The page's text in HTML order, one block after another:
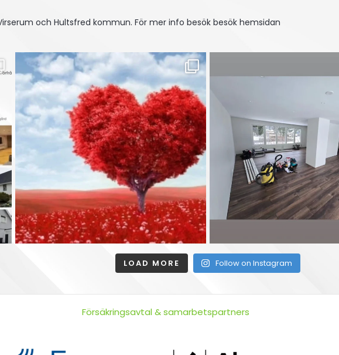
och Hultsfred kommun. För mer info besök besök hemsidan
LOAD MORE Follow on Instagram
Försäkringsavtal & samarbetspartners